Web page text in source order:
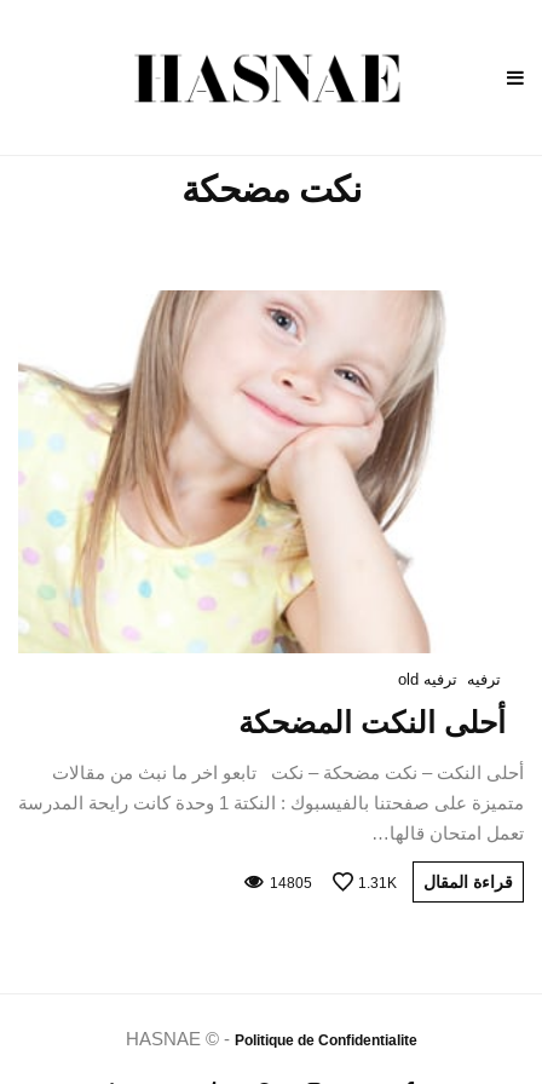
نكت مضحكة
ترفيه ترفيه old
أحلى النكت المضحكة
أحلى النكت – نكت مضحكة – نكت تابعو اخر ما نبث من مقالات
متميزة على صفحتنا بالفيسبوك : النكتة 1 وحدة كانت رايحة المدرسة
تعمل امتحان قالها…
قراءة المقال 1.31K
14805
HASNAE © - Politique de Confidentialite